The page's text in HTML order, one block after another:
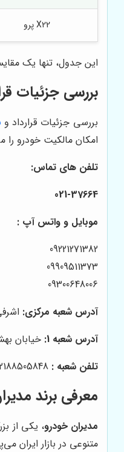
X22 پرو
این جدول، تنها یک
بررسی جزئیات
بررسی جزئیات قرارداد و
امکان مالکیت خودرو را
تلفن های تماس:
021-37664
موبایل و واتس آپ :
09221271382
09909511373
09300648006
آدرس شعبه مرکزی:
آدرس شعبه 1:
خیابان
تلفن شعبه :
معرفی برند
مدیران خودرو
متنوعی در بازار ایران